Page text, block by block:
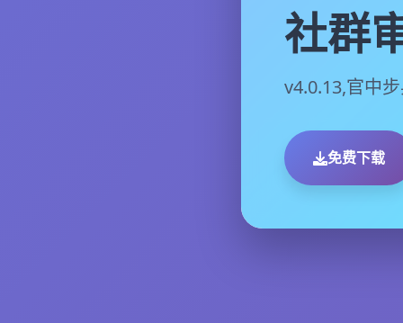
社群
v4.0.13,官中
免费下载